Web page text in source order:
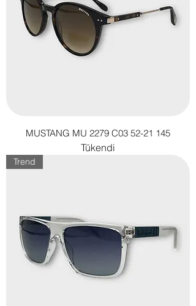
MUSTANG MU 2279 C03 52-21 145
Tükendi
Trend